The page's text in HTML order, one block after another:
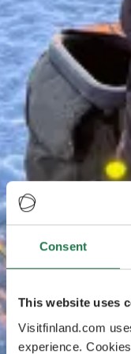
Consent
This website uses
Visitfinland.com
experience.